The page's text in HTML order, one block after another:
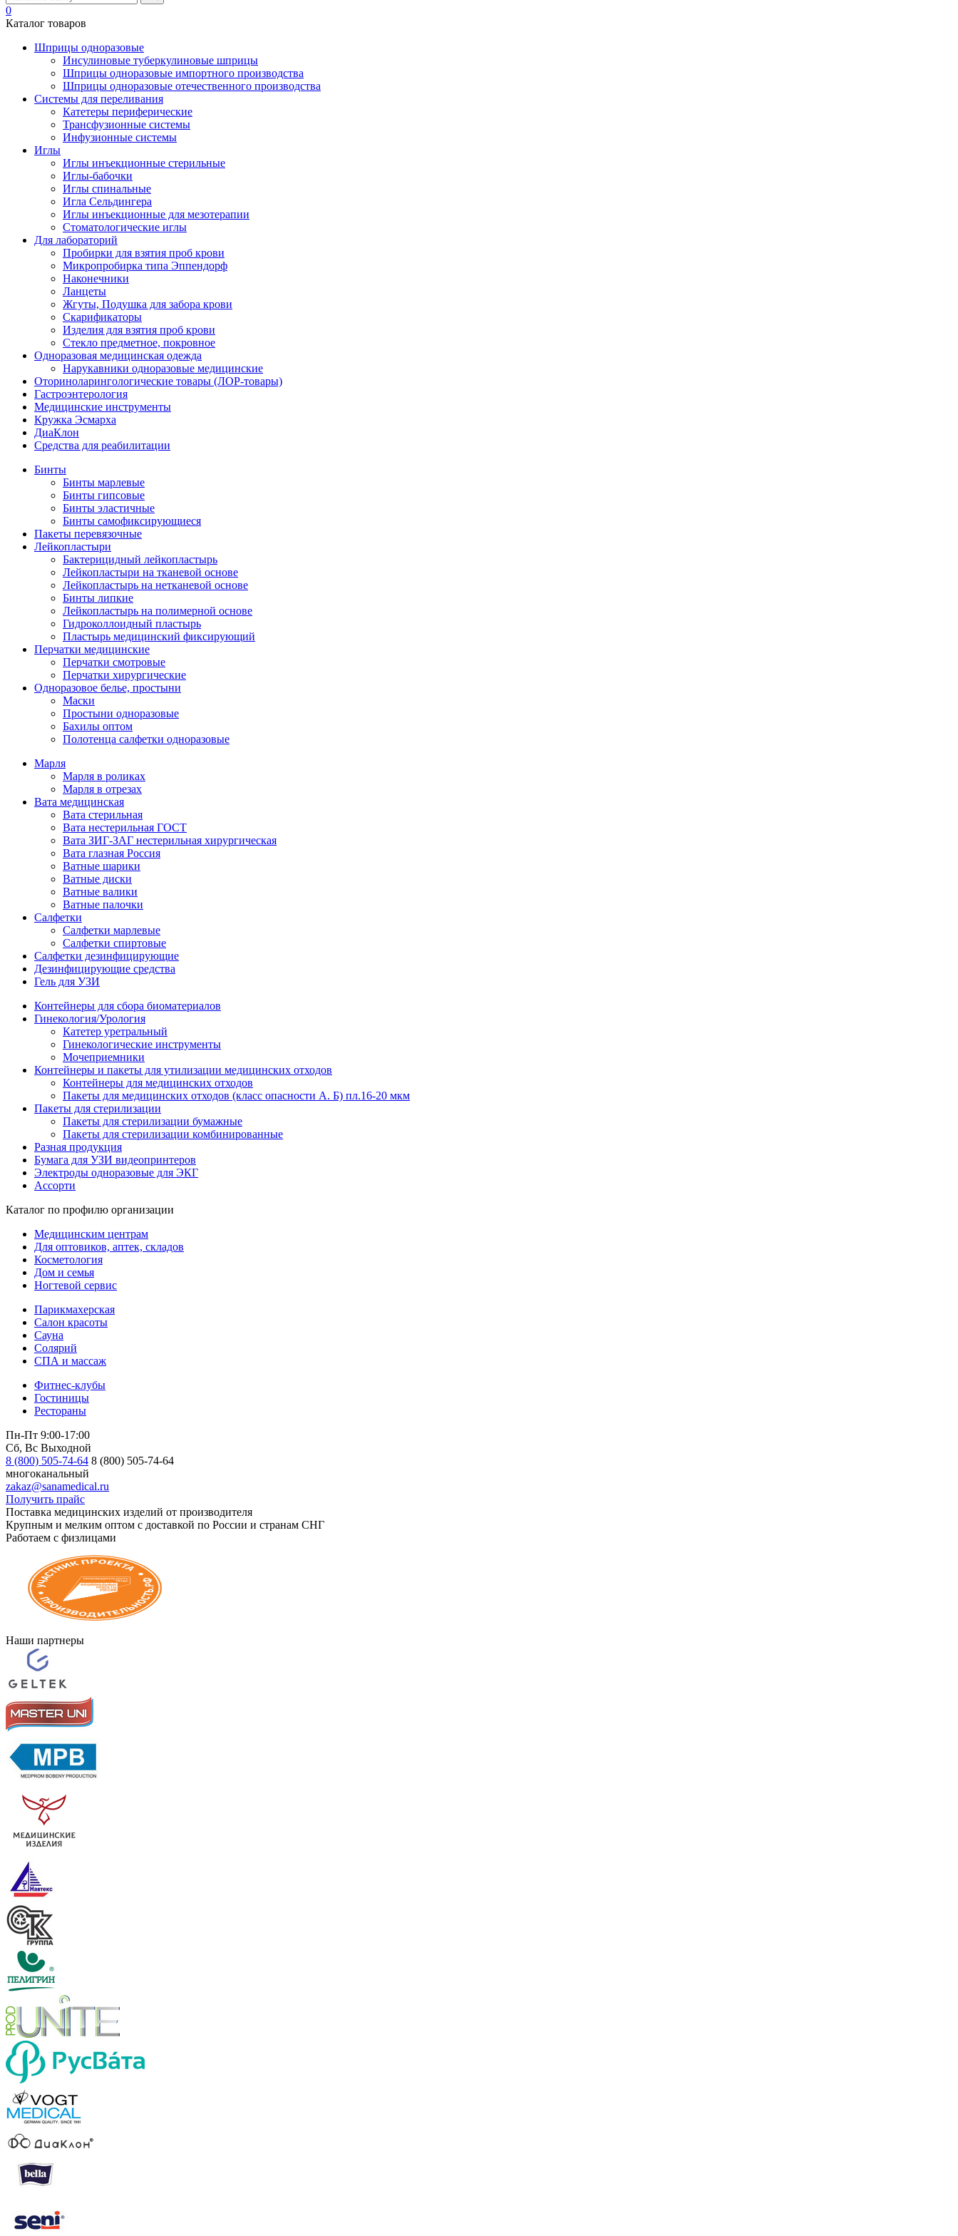
0
Каталог товаров
Шприцы одноразовые
Инсулиновые туберкулиновые шприцы
Шприцы одноразовые импортного производства
Шприцы одноразовые отечественного производства
Системы для переливания
Катетеры периферические
Трансфузионные системы
Инфузионные системы
Иглы
Иглы инъекционные стерильные
Иглы-бабочки
Иглы спинальные
Игла Сельдингера
Иглы инъекционные для мезотерапии
Стоматологические иглы
Для лабораторий
Пробирки для взятия проб крови
Микропробирка типа Эппендорф
Наконечники
Ланцеты
Жгуты, Подушка для забора крови
Скарификаторы
Изделия для взятия проб крови
Стекло предметное, покровное
Одноразовая медицинская одежда
Нарукавники одноразовые медицинские
Оториноларингологические товары (ЛОР-товары)
Гастроэнтерология
Медицинские инструменты
Кружка Эсмарха
ДиаКлон
Средства для реабилитации
Бинты
Бинты марлевые
Бинты гипсовые
Бинты эластичные
Бинты самофиксирующиеся
Пакеты перевязочные
Лейкопластыри
Бактерицидный лейкопластырь
Лейкопластыри на тканевой основе
Лейкопластырь на нетканевой основе
Бинты липкие
Лейкопластырь на полимерной основе
Гидроколлоидный пластырь
Пластырь медицинский фиксирующий
Перчатки медицинские
Перчатки смотровые
Перчатки хирургические
Одноразовое белье, простыни
Маски
Простыни одноразовые
Бахилы оптом
Полотенца салфетки одноразовые
Марля
Марля в роликах
Марля в отрезах
Вата медицинская
Вата стерильная
Вата нестерильная ГОСТ
Вата ЗИГ-ЗАГ нестерильная хирургическая
Вата глазная Россия
Ватные шарики
Ватные диски
Ватные валики
Ватные палочки
Салфетки
Салфетки марлевые
Салфетки спиртовые
Салфетки дезинфицирующие
Дезинфицирующие средства
Гель для УЗИ
Контейнеры для сбора биоматериалов
Гинекология/Урология
Катетер уретральный
Гинекологические инструменты
Мочеприемники
Контейнеры и пакеты для утилизации медицинских отходов
Контейнеры для медицинских отходов
Пакеты для медицинских отходов (класс опасности А. Б) пл.16-20 мкм
Пакеты для стерилизации
Пакеты для стерилизации бумажные
Пакеты для стерилизации комбинированные
Разная продукция
Бумага для УЗИ видеопринтеров
Электроды одноразовые для ЭКГ
Ассорти
Каталог по профилю организации
Медицинским центрам
Для оптовиков, аптек, складов
Косметология
Дом и семья
Ногтевой сервис
Парикмахерская
Салон красоты
Сауна
Солярий
СПА и массаж
Фитнес-клубы
Гостиницы
Рестораны
Пн-Пт 9:00-17:00
Сб, Вс Выходной
8 (800) 505-74-64 8 (800) 505-74-64
многоканальный
zakaz@sanamedical.ru
Получить прайс
Поставка медицинских изделий от производителя
Крупным и мелким оптом с доставкой по России и странам СНГ
Работаем с физлицами
Наши партнеры